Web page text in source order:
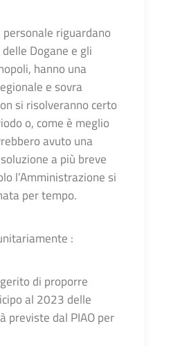
personale riguardano
Dogane e gli
hanno una
e sovra
si risolveranno certo
o, come è meglio
avuto una
a più breve
l’Amministrazione si
per tempo.
:
di proporre
al 2023 delle
previste dal PIAO per